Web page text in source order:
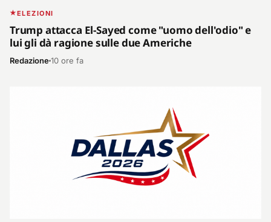
ELEZIONI
Trump attacca El-Sayed come "uomo dell'odio" e
lui gli dà ragione sulle due Americhe
Redazione10 ore fa